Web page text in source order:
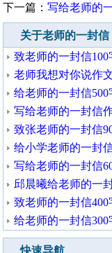
下一篇：写给老师的
关于老师的一封信
致老师的一封信100
老师我想对你说作
给老师的一封信500
写给老师的一封信
致张老师的一封信
给小学老师的一封
写给老师的一封信
邱晨曦给老师的一
致老师的一封信400
给老师的一封信
快速导航